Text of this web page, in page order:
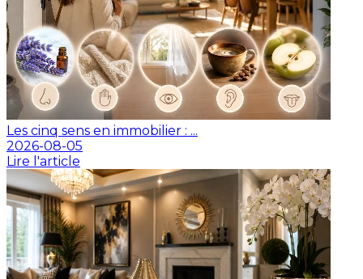
Les cinq sens en immobilier : ...
2026-08-05
Lire l'article